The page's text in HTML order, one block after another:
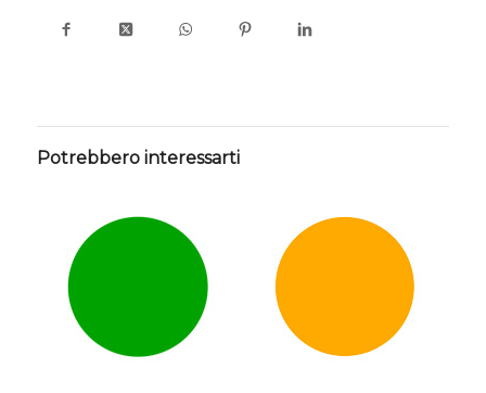
Potrebbero interessarti